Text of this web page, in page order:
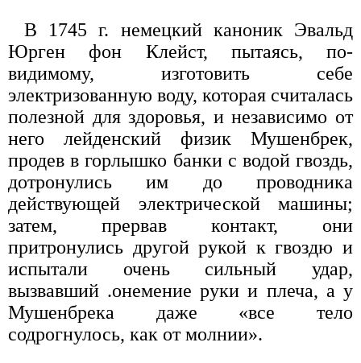
В 1745 г. немецкий каноник Эвальд
Юрген фон Клейст, пытаясь, по-
видимому, изготовить себе
электризованную воду, которая считалась
полезной для здоровья, и независимо от
него лейденский физик Мушенбрек,
продев в горлышко банки с водой гвоздь,
дотронулись им до проводника
действующей электрической машины;
затем, прервав контакт, они
притронулись другой рукой к гвоздю и
испытали очень сильный удар,
вызвавший .онемение руки и плеча, а у
Мушенбрека даже «все тело
содрогнулось, как от молнии».